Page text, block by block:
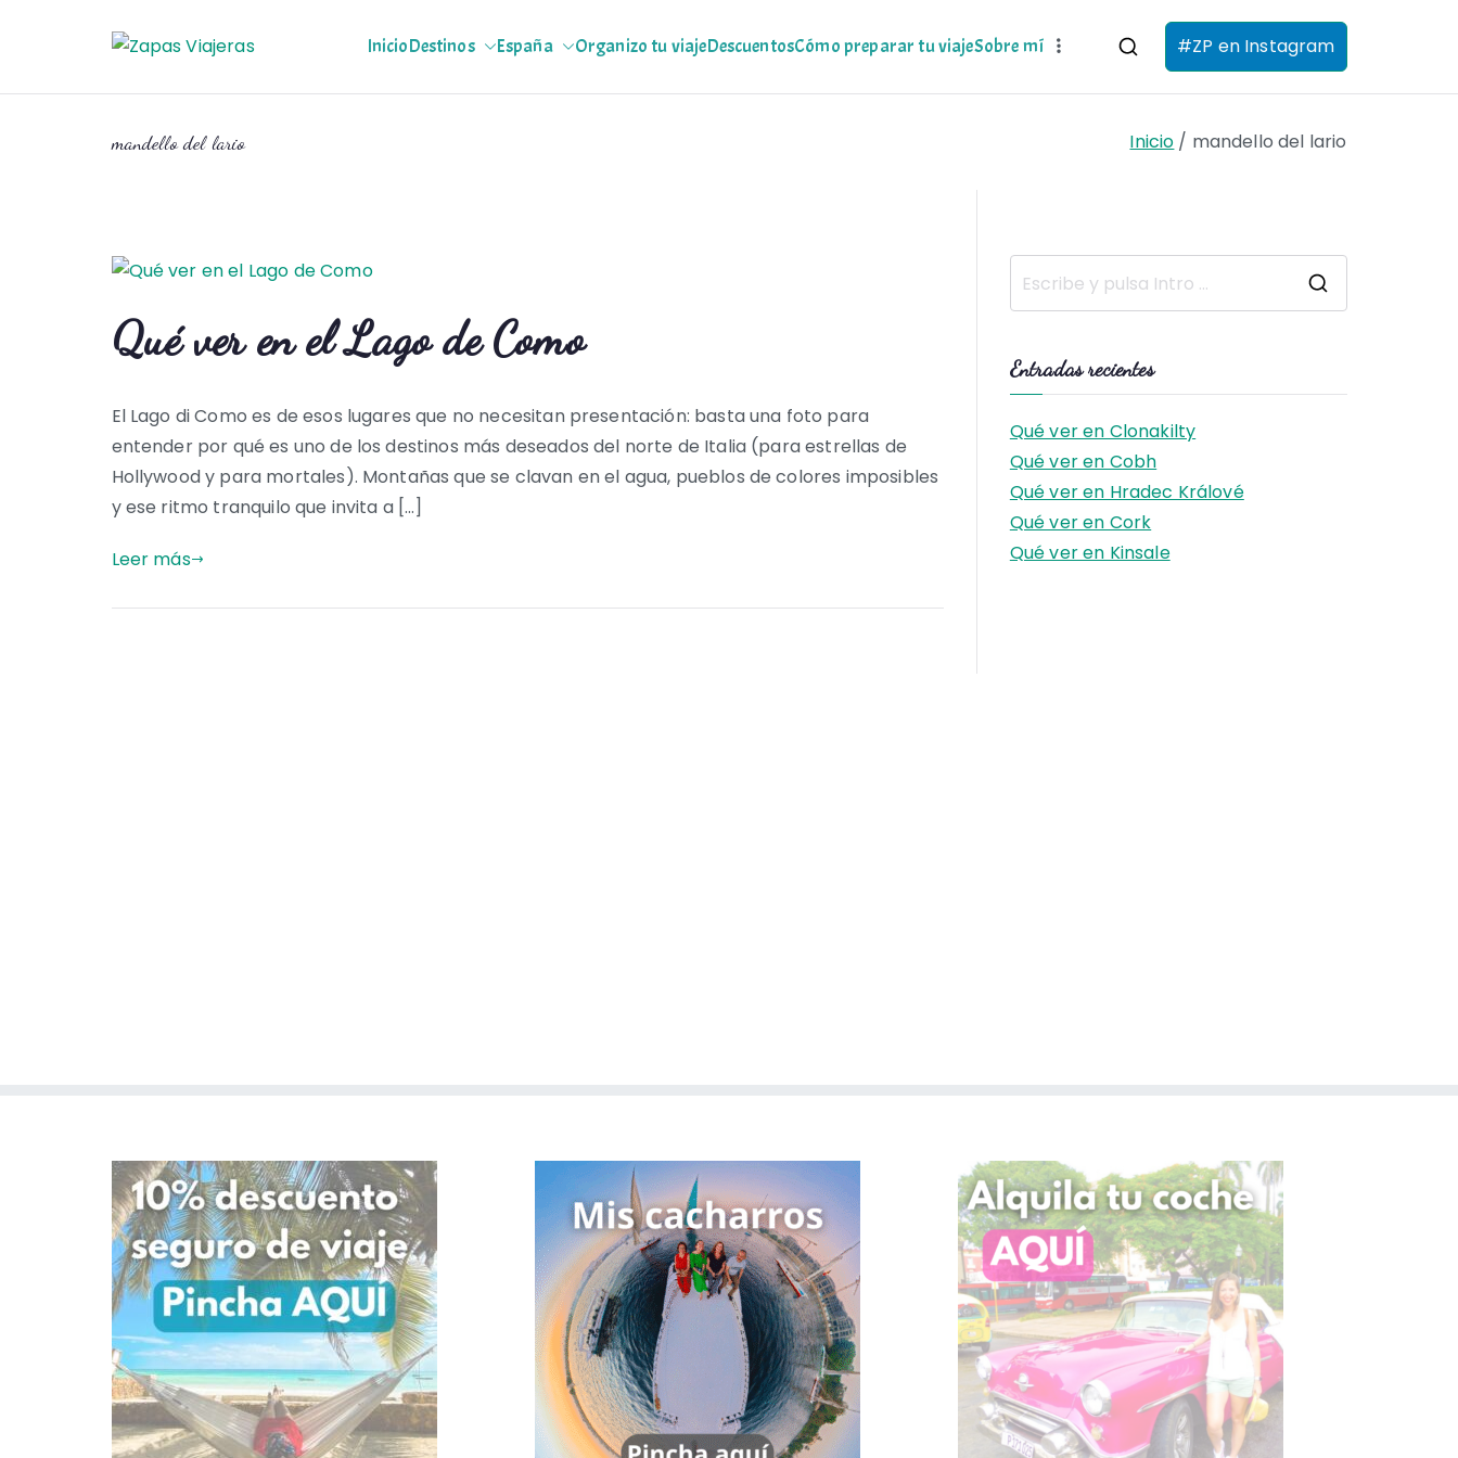
Zapas Viajeras
Zapas Viajeras viajes y escapadas pa que te copies
InicioDestinos España Organizo tu viajeDescuentosCómo preparar tu viajeSobre mí #ZP en Instagram
mandello del lario Inicio mandello del lario
Qué ver en el Lago de Como
El Lago di Como es de esos lugares que no necesitan presentación: basta una foto para
entender por qué es uno de los destinos más deseados del norte de Italia (para estrellas de
Hollywood y para mortales). Montañas que se clavan en el agua, pueblos de colores imposibles
y ese ritmo tranquilo que invita a […]
Leer más
Entradas recientes
Qué ver en Clonakilty
Qué ver en Cobh
Qué ver en Hradec Králové
Qué ver en Cork
Qué ver en Kinsale